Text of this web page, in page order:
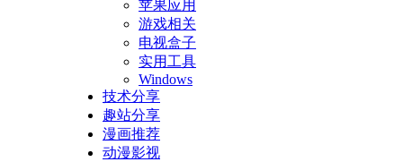
苹果应用
游戏相关
电视盒子
实用工具
Windows
技术分享
趣站分享
漫画推荐
动漫影视